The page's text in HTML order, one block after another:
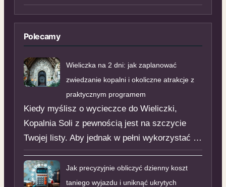
Polecamy
Wieliczka na 2 dni: jak zaplanować
zwiedzanie kopalni i okoliczne atrakcje z
praktycznym programem
Kiedy myślisz o wycieczce do Wieliczki,
Kopalnia Soli z pewnością jest na szczycie
Twojej listy. Aby jednak w pełni wykorzystać …
Jak precyzyjnie obliczyć dzienny koszt
taniego wyjazdu i uniknąć ukrytych